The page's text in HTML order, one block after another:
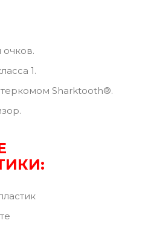
очков.
1.
Sharktooth®.